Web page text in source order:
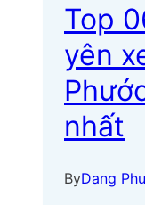
Top
yên
nhất
ByDang